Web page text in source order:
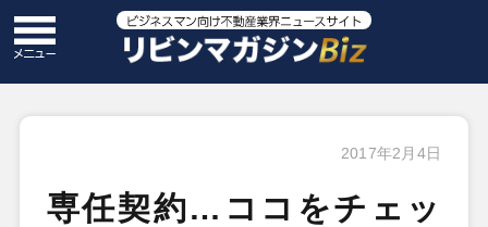
2017年2月4日
専任契約…ココをチェッ